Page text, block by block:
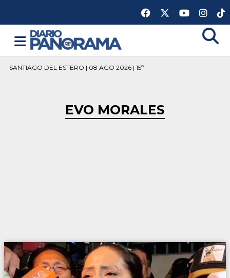
SANTIAGO DEL ESTERO | 08 AGO 2026 | 15º
EVO MORALES